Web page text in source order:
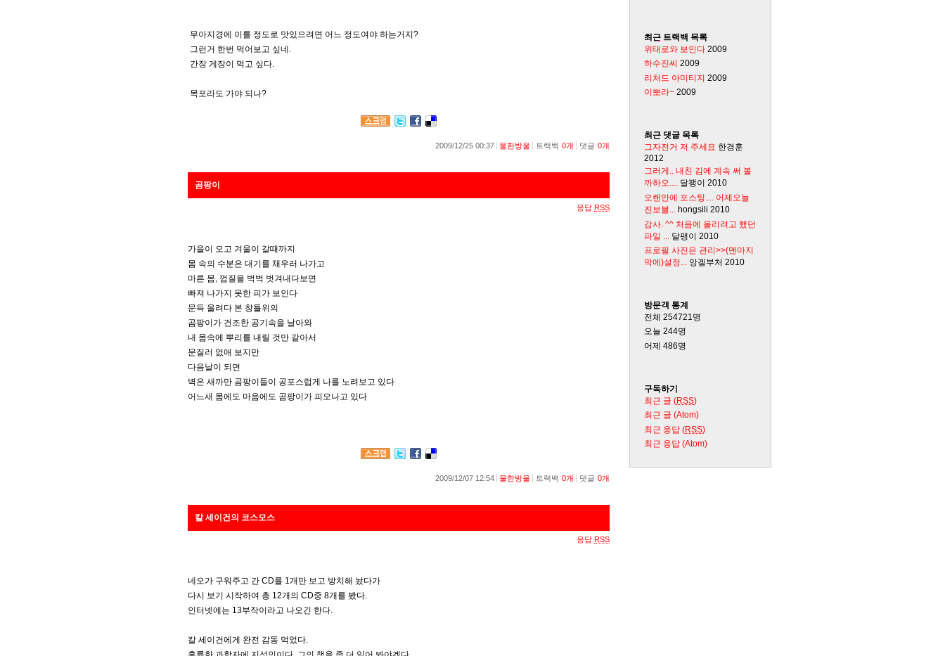
무아지경에 이를 정도로 맛있으려면 어느 정도여야 하는거지?
그런거 한번 먹어보고 싶네.
간장 게장이 먹고 싶다.
목포라도 가야 되나?
2009/12/25 00:37 물한방울 트랙백 0개 댓글 0개
곰팡이
응답 RSS
가을이 오고 겨울이 갈때까지
몸 속의 수분은 대기를 채우러 나가고
마른 몸, 껍질을 벅벅 벗겨내다보면
빠져 나가지 못한 피가 보인다
문득 올려다 본 창틀위의
곰팡이가 건조한 공기속을 날아와
내 몸속에 뿌리를 내릴 것만 같아서
문질러 없애 보지만
다음날이 되면
벽은 새까만 곰팡이들이 공포스럽게 나를 노려보고 있다
어느새 몸에도 마음에도 곰팡이가 피오나고 있다
2009/12/07 12:54 물한방울 트랙백 0개 댓글 0개
칼 세이건의 코스모스
응답 RSS
네오가 구워주고 간 CD를 1개만 보고 방치해 놨다가
다시 보기 시작하여 총 12개의 CD중 8개를 봤다.
인터넷에는 13부작이라고 나오긴 한다.
칼 세이건에게 완전 감동 먹었다.
최근 트랙백 목록
위태로와 보인다 2009
하수진씨 2009
리처드 아미티지 2009
이뽀라~ 2009
최근 댓글 목록
그자전거 저 주세요 한경훈
2012
그러게.. 내친 김에 계속 써 볼
까하오.... 달팽이 2010
오랜만에 포스팅.... 어제오늘
진보블... hongsili 2010
감사. ^^ 처음에 올리려고 했던
파일 ...
달팽이 2010
프로필 사진은 관리>>(맨마지
막에)설정... 앙겔부처 2010
방문객 통계
전체 254721명
오늘 244명
어제 486명
구독하기
최근 글 (RSS)
최근 글 (Atom)
최근 응답 (RSS)
최근 응답 (Atom)